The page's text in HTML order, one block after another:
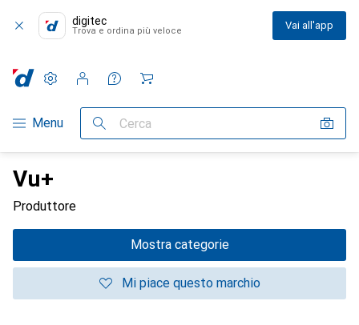
digitec
Trova e ordina più veloce Vai all'app
Categoria Navigazione
Menu Cerca
Impostazioni
Conto cliente
Liste di confronto
Liste dei desideri
Carrello
Vu+
Produttore
Mostra categorie
Mi piace questo marchio